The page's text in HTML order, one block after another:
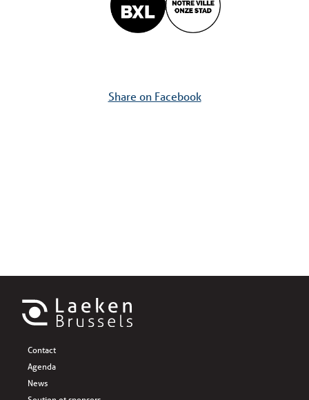
Share on Facebook
Contact
Agenda
News